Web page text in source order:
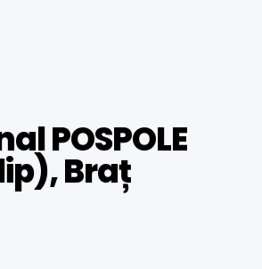
POSPOLE
Braț